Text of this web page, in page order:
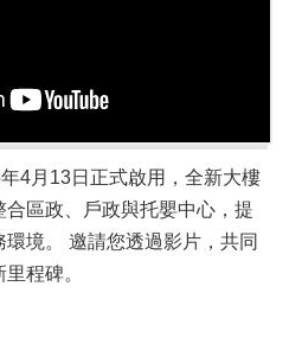
4月13日正式啟用，全新大樓
區政、戶政與托嬰中心，提
境。 邀請您透過影片，共同
程碑。